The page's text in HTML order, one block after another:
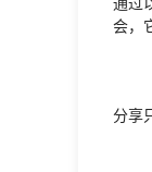
会，
分享